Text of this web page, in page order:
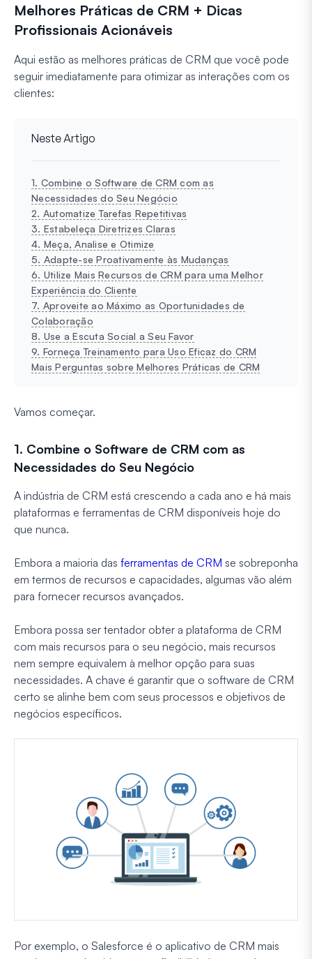
Melhores Práticas de CRM + Dicas
Profissionais Acionáveis
Aqui estão as melhores práticas de CRM que você pode
seguir imediatamente para otimizar as interações com os
clientes:
Neste Artigo
1. Combine o Software de CRM com as
Necessidades do Seu Negócio
2. Automatize Tarefas Repetitivas
3. Estabeleça Diretrizes Claras
4. Meça, Analise e Otimize
5. Adapte-se Proativamente às Mudanças
6. Utilize Mais Recursos de CRM para uma Melhor
Experiência do Cliente
7. Aproveite ao Máximo as Oportunidades de
Colaboração
8. Use a Escuta Social a Seu Favor
9. Forneça Treinamento para Uso Eficaz do CRM
Mais Perguntas sobre Melhores Práticas de CRM
Vamos começar.
1. Combine o Software de CRM com as
Necessidades do Seu Negócio
A indústria de CRM está crescendo a cada ano e há mais
plataformas e ferramentas de CRM disponíveis hoje do
que nunca.
Embora a maioria das ferramentas de CRM se sobreponha
em termos de recursos e capacidades, algumas vão além
para fornecer recursos avançados.
Embora possa ser tentador obter a plataforma de CRM
com mais recursos para o seu negócio, mais recursos
nem sempre equivalem à melhor opção para suas
necessidades. A chave é garantir que o software de CRM
certo se alinhe bem com seus processos e objetivos de
negócios específicos.
Por exemplo, o Salesforce é o aplicativo de CRM mais